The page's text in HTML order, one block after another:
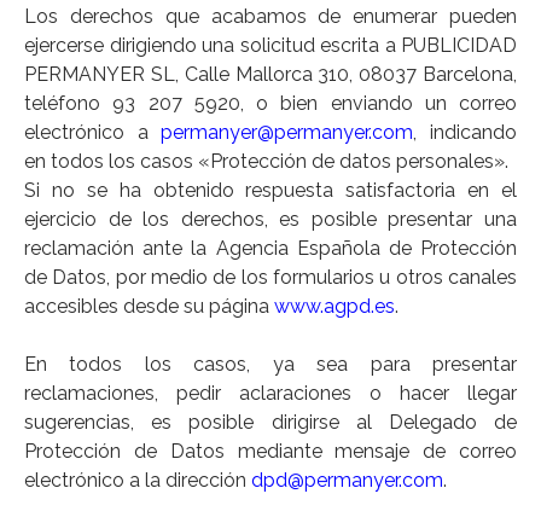
Los derechos que acabamos de enumerar pueden
ejercerse dirigiendo una solicitud escrita a PUBLICIDAD
PERMANYER SL, Calle Mallorca 310, 08037 Barcelona,
teléfono 93 207 5920, o bien enviando un correo
electrónico apermanyer@permanyer.com, indicando
en todos los casos «Protección de datos personales».
Si no se ha obtenido respuesta satisfactoria en el
ejercicio de los derechos, es posible presentar una
reclamación ante la Agencia Española de Protección
de Datos, por medio de los formularios u otros canales
accesibles desde su página www.agpd.es.
En todos los casos, ya sea para presentar
reclamaciones, pedir aclaraciones o hacer llegar
sugerencias, es posible dirigirse al Delegado de
Protección de Datos mediante mensaje de correo
electrónico a la dirección dpd@permanyer.com.